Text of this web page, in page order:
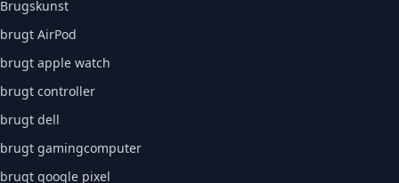
Brugskunst
brugt AirPod
brugt apple watch
brugt controller
brugt dell
brugt gamingcomputer
brugt google pixel